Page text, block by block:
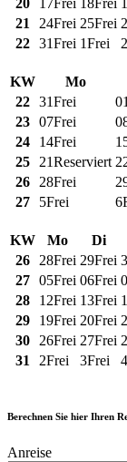
20
17Frei 18Frei
21
24Frei 25Frei
22 31Frei 1Frei 2
KW
Mo
22 31Frei 01
23 07Frei
24
14Frei
25
21Reserviert
26
28Frei
27
5Frei 6
KW
Mo Di
26
28Frei 29Frei
27 05Frei 06Frei
28
12Frei 13Frei
29
19Frei 20Frei
30
26Frei 27Frei
31
2Frei 3Frei 4
Berechnen Sie hier Ihren
Anreise